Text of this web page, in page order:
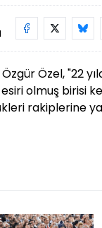
Özel, "22
olmuş birisi
rakiplerine